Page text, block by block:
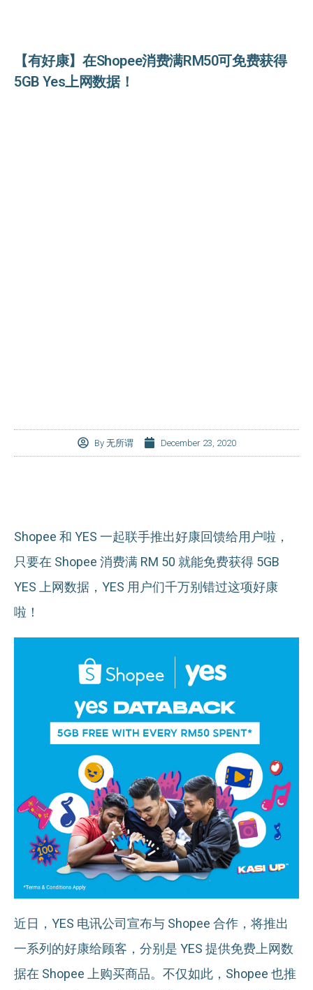
【有好康】在Shopee消费满RM50可免费获得
5GB Yes上网数据！
By无所谓 December 23, 2020
Shopee 和 YES 一起联手推出好康回馈给用户啦，
只要在 Shopee 消费满 RM 50 就能免费获得 5GB
YES 上网数据，YES 用户们千万别错过这项好康
啦！
近日，YES 电讯公司宣布与 Shopee 合作，将推出
一系列的好康给顾客，分别是 YES 提供免费上网数
据在 Shopee 上购买商品。不仅如此，Shopee 也推